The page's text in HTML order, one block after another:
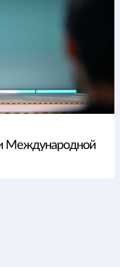
Международной